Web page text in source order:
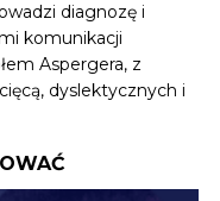
diagnozę i
komunikacji
Aspergera, z
dyslektycznych i